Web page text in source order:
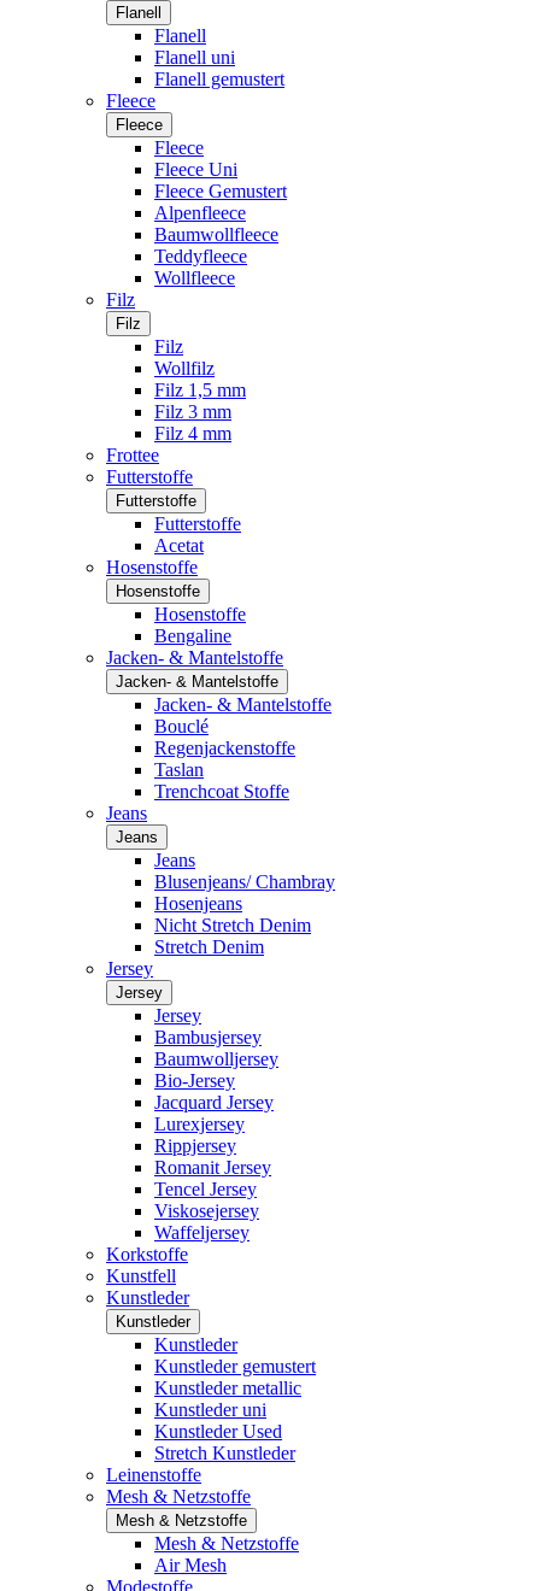
Flanell
Flanell
Flanell uni
Flanell gemustert
Fleece
Fleece
Fleece
Fleece Uni
Fleece Gemustert
Alpenfleece
Baumwollfleece
Teddyfleece
Wollfleece
Filz
Filz
Filz
Wollfilz
Filz 1,5 mm
Filz 3 mm
Filz 4 mm
Frottee
Futterstoffe
Futterstoffe
Futterstoffe
Acetat
Hosenstoffe
Hosenstoffe
Hosenstoffe
Bengaline
Jacken- & Mantelstoffe
Jacken- & Mantelstoffe
Jacken- & Mantelstoffe
Bouclé
Regenjackenstoffe
Taslan
Trenchcoat Stoffe
Jeans
Jeans
Jeans
Blusenjeans/ Chambray
Hosenjeans
Nicht Stretch Denim
Stretch Denim
Jersey
Jersey
Jersey
Bambusjersey
Baumwolljersey
Bio-Jersey
Jacquard Jersey
Lurexjersey
Rippjersey
Romanit Jersey
Tencel Jersey
Viskosejersey
Waffeljersey
Korkstoffe
Kunstfell
Kunstleder
Kunstleder
Kunstleder
Kunstleder gemustert
Kunstleder metallic
Kunstleder uni
Kunstleder Used
Stretch Kunstleder
Leinenstoffe
Mesh & Netzstoffe
Mesh & Netzstoffe
Mesh & Netzstoffe
Air Mesh
Modestoffe